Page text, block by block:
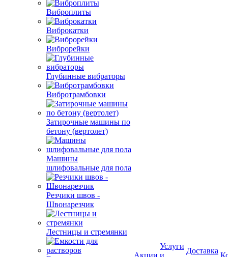
Виброплиты
Виброкатки
Виброрейки
Глубинные вибраторы
Вибротрамбовки
Затирочные машины по
бетону (вертолет)
Машины
шлифовальные для пола
Резчики швов -
Швонарезчик
Лестницы и стремянки
Акции
Услуги
и
Доставка